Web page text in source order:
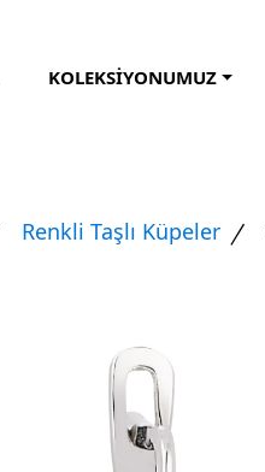
KOLEKSİYONUMUZ
Renkli Taşlı Küpeler